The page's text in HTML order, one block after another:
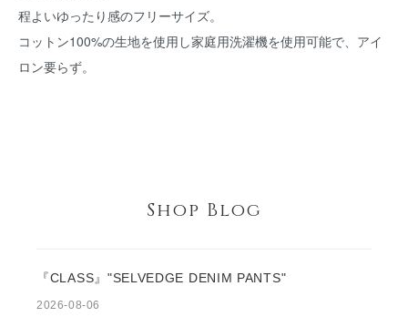
程よいゆったり感のフリーサイズ。
コットン100%の生地を使用し家庭用洗濯機を使用可能で、アイ
ロン要らず。
Shop Blog
『CLASS』"SELVEDGE DENIM PANTS"
2026-08-06